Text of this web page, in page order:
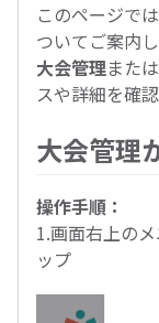
このページで
ついてご案内し
大会管理または
スや詳細を確
大会管理
操作手順：
1.画面右上の
ップ